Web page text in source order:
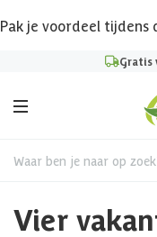
Pak je voordeel tijdens
Gratis
Waar ben je naar op
Vier